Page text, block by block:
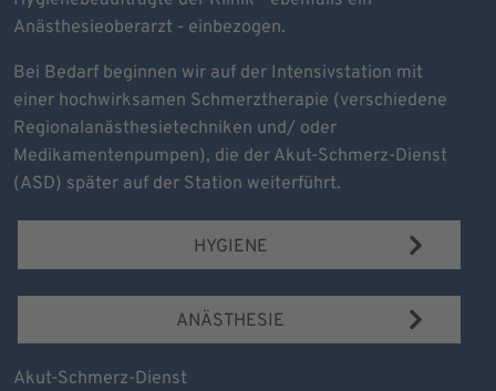
Anästhesieoberarzt - einbezogen.
Bei Bedarf beginnen wir auf der Intensivstation mit
einer hochwirksamen Schmerztherapie (verschiedene
Regionalanästhesietechniken und/ oder
Medikamentenpumpen), die der Akut-Schmerz-Dienst
(ASD) später auf der Station weiterführt.
HYGIENE
ANÄSTHESIE
Akut-Schmerz-Dienst